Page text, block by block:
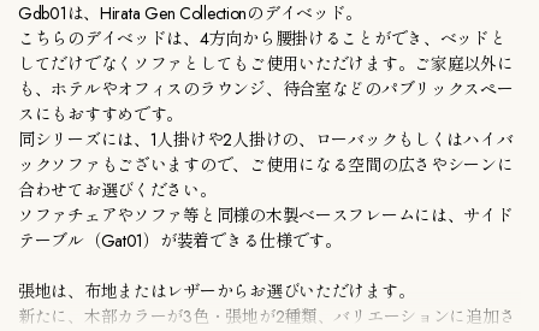
Gdb01は、Hirata Gen Collectionのデイベッド。
こちらのデイベッドは、4方向から腰掛けることができ、ベッドと
してだけでなくソファとしてもご使用いただけます。ご家庭以外に
も、ホテルやオフィスのラウンジ、待合室などのパブリックスペー
スにもおすすめです。
同シリーズには、1人掛けや2人掛けの、ローバックもしくはハイバ
ックソファもございますので、ご使用になる空間の広さやシーンに
合わせてお選びください。
ソファチェアやソファ等と同様の木製ベースフレームには、サイド
テーブル（Gat01）が装着できる仕様です。
張地は、布地またはレザーからお選びいただけます。
新たに、木部カラーが3色・張地が2種類、バリエーションに追加さ